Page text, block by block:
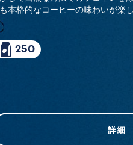
本格的なコーヒーの味わいが楽し
250
詳細